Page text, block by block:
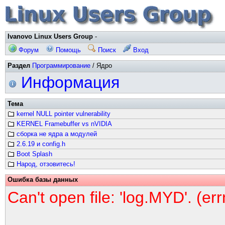
Ivanovo Linux Users Group -
Форум
Помощь Поиск Вход
Раздел Программирование / Ядро
Информация
Тема
kernel NULL pointer vulnerability
KERNEL Framebuffer vs nVIDIA
сборка не ядра а модулей
2.6.19 и config.h
Boot Splash
Народ, отзовитесь!
Ошибка базы данных
Can't open file: 'log.MYD'.